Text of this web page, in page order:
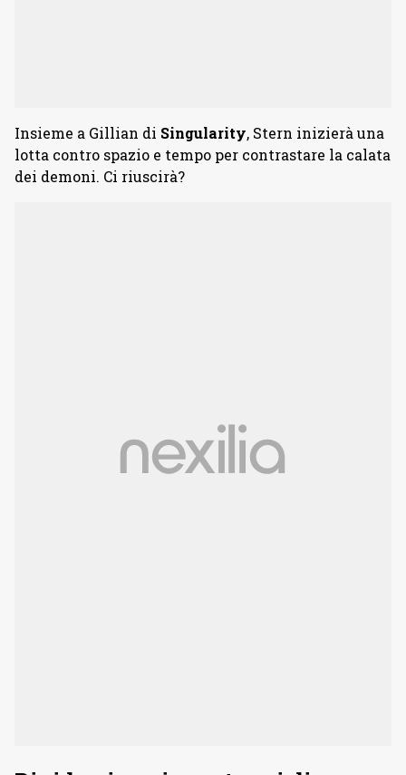
Insieme a Gillian di Singularity, Stern inizierà una
lotta contro spazio e tempo per contrastare la calata
dei demoni. Ci riuscirà?